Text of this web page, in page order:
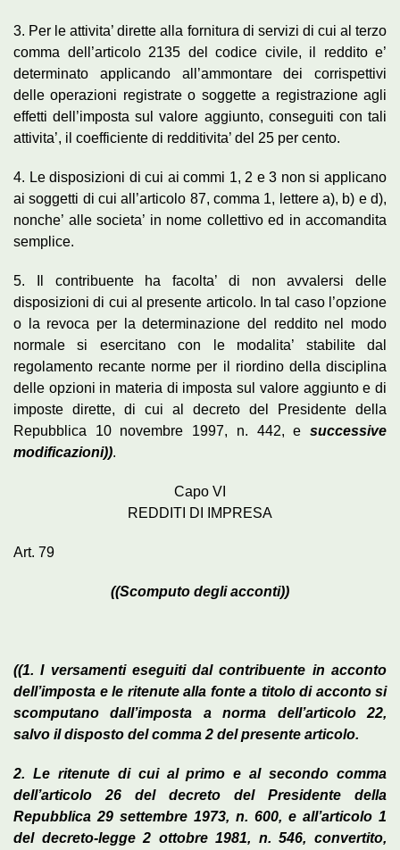
3. Per le attivita’ dirette alla fornitura di servizi di cui al terzo
comma dell’articolo 2135 del codice civile, il reddito e’
determinato applicando all’ammontare dei corrispettivi
delle operazioni registrate o soggette a registrazione agli
effetti dell’imposta sul valore aggiunto, conseguiti con tali
attivita’, il coefficiente di redditivita’ del 25 per cento.
4. Le disposizioni di cui ai commi 1, 2 e 3 non si applicano
ai soggetti di cui all’articolo 87, comma 1, lettere a), b) e d),
nonche’ alle societa’ in nome collettivo ed in accomandita
semplice.
5. Il contribuente ha facolta’ di non avvalersi delle
disposizioni di cui al presente articolo. In tal caso l’opzione
o la revoca per la determinazione del reddito nel modo
normale si esercitano con le modalita’ stabilite dal
regolamento recante norme per il riordino della disciplina
delle opzioni in materia di imposta sul valore aggiunto e di
imposte dirette, di cui al decreto del Presidente della
Repubblica 10 novembre 1997, n. 442, e successive
modificazioni)).
Capo VI
REDDITI DI IMPRESA
Art. 79
((Scomputo degli acconti))
((1. I versamenti eseguiti dal contribuente in acconto
dell’imposta e le ritenute alla fonte a titolo di acconto si
scomputano dall’imposta a norma dell’articolo 22,
salvo il disposto del comma 2 del presente articolo.
2. Le ritenute di cui al primo e al secondo comma
dell’articolo 26 del decreto del Presidente della
Repubblica 29 settembre 1973, n. 600, e all’articolo 1
del decreto-legge 2 ottobre 1981, n. 546, convertito,